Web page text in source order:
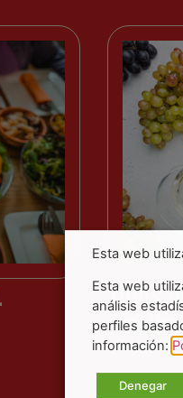
Tipos
NOVIEMBRE
Esta web
Esta web
análisis
perfiles
información:
Denegar